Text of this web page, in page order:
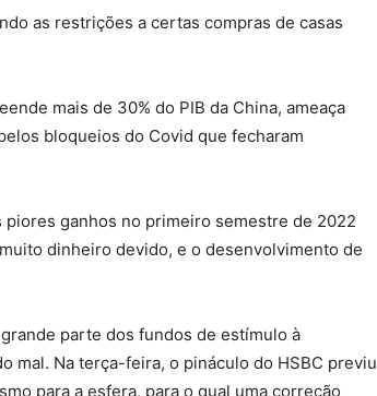
as restrições a certas compras de casas
mais de 30% do PIB da China, ameaça
bloqueios do Covid que fecharam
ganhos no primeiro semestre de 2022
dinheiro devido, e o desenvolvimento de
parte dos fundos de estímulo à
mal. Na terça-feira, o pináculo do HSBC previu
para a esfera, para o qual uma correção